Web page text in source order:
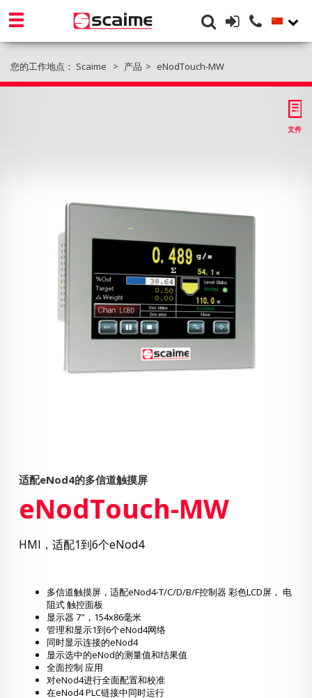
您的工作地点： Scaime 产品 eNodTouch-MW
文件
适配eNod4的多信道触摸屏
eNodTouch-MW
HMI，适配1到6个eNod4
多信道触摸屏，适配eNod4-T/C/D/B/F控制器 彩色LCD屏， 电
阻式 触控面板
显示器 7"，154x86毫米
管理和显示1到6个eNod4网络
同时显示连接的eNod4
显示选中的eNod的测量值和结果值
全面控制 应用
对eNod4进行全面配置和校准
在eNod4 PLC链接中同时运行